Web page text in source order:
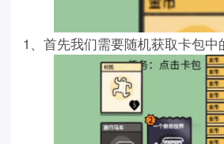
1、首先我们需要随机获取卡包中